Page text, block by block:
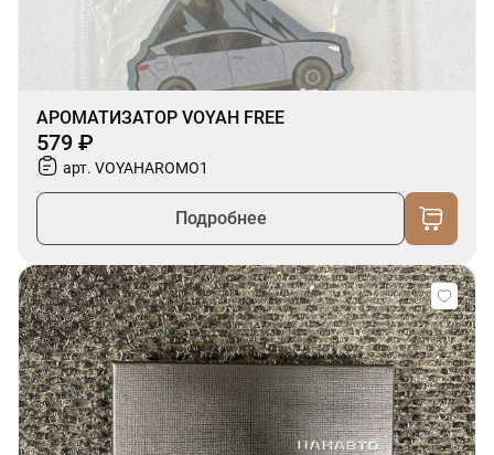
АРОМАТИЗАТОР VOYAH FREE
579 ₽
арт. VOYAHAROMO1
Подробнее